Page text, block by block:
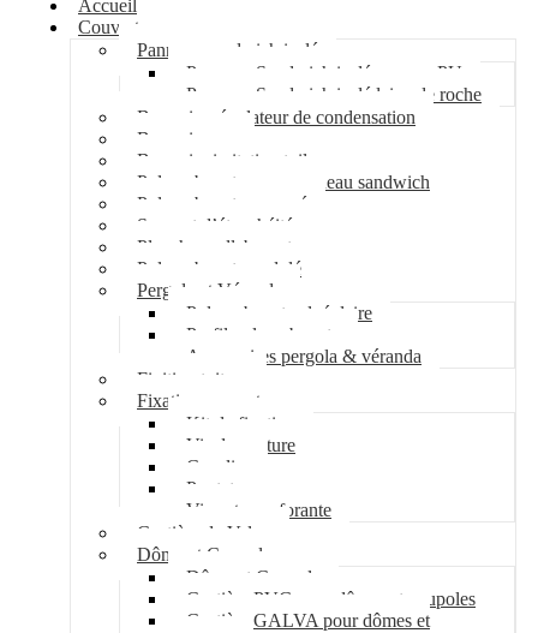
Accueil
Couverture
Panneau sandwich isolé
Panneau Sandwich isolé mousse PU
Panneau Sandwich isolé laine de roche
Bac acier régulateur de condensation
Bac acier sec
Bac acier imitation tuile
Polycarbonate pour panneau sandwich
Polycarbonate nervuré
Support d’étanchéité
Plancher collaborant
Polycarbonate ondulé
Pergola et Véranda
Polycarbonate alvéolaire
Profil polycarbonate
Accessoires pergola & véranda
Finition toiture
Fixation couverture
Kit de fixation
Vis de couture
Cavalier
Pontet
Vis auto-perforante
Costière de Velux
Dôme et Coupole
Dôme et Coupole
Costière PVC pour dômes et coupoles
Costière GALVA pour dômes et